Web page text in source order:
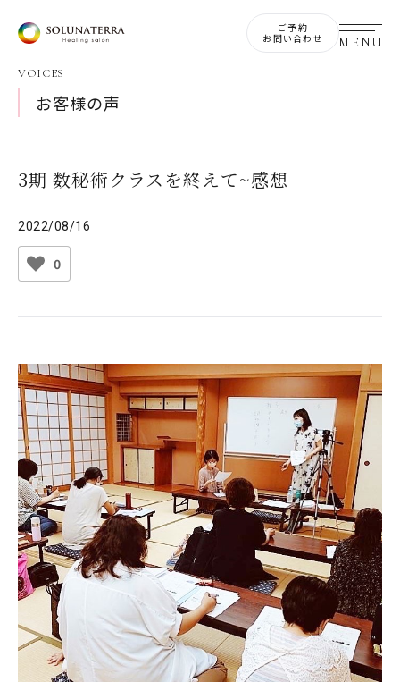
ご予約
お問い合わせ
VOICES
お客様の声
3期 数秘術クラスを終えて~感想
2022/08/16
0